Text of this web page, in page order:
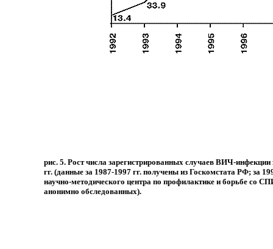
рис. 5. Рост числа зарегистрированных случаев ВИЧ-инфекции
гг. (данные за 1987-1997 гг. получены из Госкомстата РФ; за
научно-методического центра по профилактике и борьбе со
анонимно обследованных).